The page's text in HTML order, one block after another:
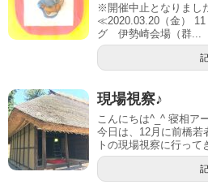
※開催中止となりまし
≪2020.03.20（金）
グ 伊勢崎会場（群...
現場視察♪
こんにちは^_^ 寝相ア
今日は、12月に前橋若
トの現場視察に行って